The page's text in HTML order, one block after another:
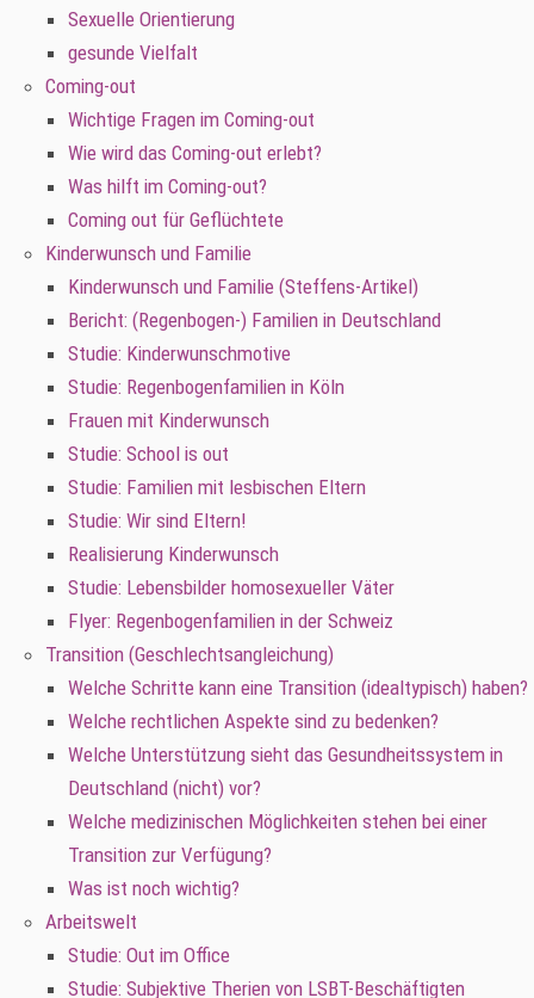
Sexuelle Orientierung
gesunde Vielfalt
Coming-out
Wichtige Fragen im Coming-out
Wie wird das Coming-out erlebt?
Was hilft im Coming-out?
Coming out für Geflüchtete
Kinderwunsch und Familie
Kinderwunsch und Familie (Steffens-Artikel)
Bericht: (Regenbogen-) Familien in Deutschland
Studie: Kinderwunschmotive
Studie: Regenbogenfamilien in Köln
Frauen mit Kinderwunsch
Studie: School is out
Studie: Familien mit lesbischen Eltern
Studie: Wir sind Eltern!
Realisierung Kinderwunsch
Studie: Lebensbilder homosexueller Väter
Flyer: Regenbogenfamilien in der Schweiz
Transition (Geschlechtsangleichung)
Welche Schritte kann eine Transition (idealtypisch) haben?
Welche rechtlichen Aspekte sind zu bedenken?
Welche Unterstützung sieht das Gesundheitssystem in
Deutschland (nicht) vor?
Welche medizinischen Möglichkeiten stehen bei einer
Transition zur Verfügung?
Was ist noch wichtig?
Arbeitswelt
Studie: Out im Office
Studie: Subjektive Therien von LSBT-Beschäftigten